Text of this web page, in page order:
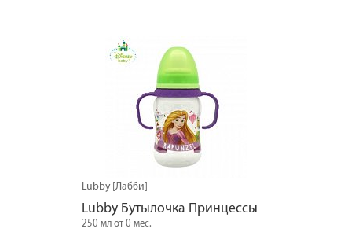
Lubby [Лабби]
Lubby Бутылочка Принцессы
250 мл от 0 мес.